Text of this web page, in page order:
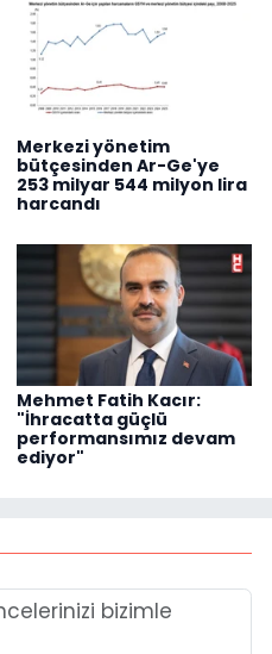
Merkezi yönetim
bütçesinden Ar-Ge'ye
253 milyar 544 milyon lira
harcandı
Mehmet Fatih Kacır:
"İhracatta güçlü
performansımız devam
ediyor"